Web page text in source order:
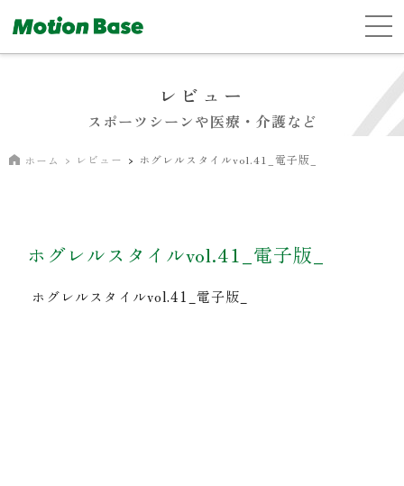
レビュー
スポーツシーンや医療・介護など
ホーム レビュー ホグレルスタイルvol.41_電子版_
ホグレルスタイルvol.41_電子版_
ホグレルスタイルvol.41_電子版_